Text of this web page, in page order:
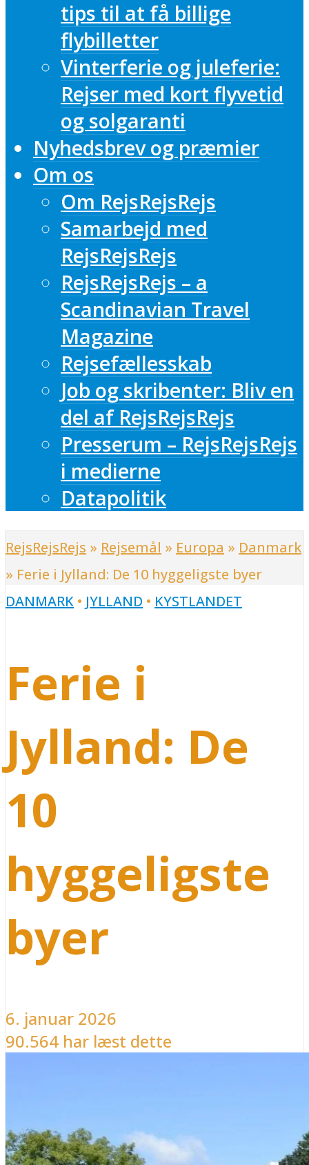
tips til at få billige
flybilletter
Vinterferie og juleferie:
Rejser med kort flyvetid
og solgaranti
Nyhedsbrev og præmier
Om os
Om RejsRejsRejs
Samarbejd med
RejsRejsRejs
RejsRejsRejs – a
Scandinavian Travel
Magazine
Rejsefællesskab
Job og skribenter: Bliv en
del af RejsRejsRejs
Presserum – RejsRejsRejs
i medierne
Datapolitik
RejsRejsRejs » Rejsemål » Europa » Danmark
» Ferie i Jylland: De 10 hyggeligste byer
DANMARK • JYLLAND • KYSTLANDET
Ferie i
Jylland: De
10
hyggeligste
byer
6. januar 2026
90.564 har læst dette